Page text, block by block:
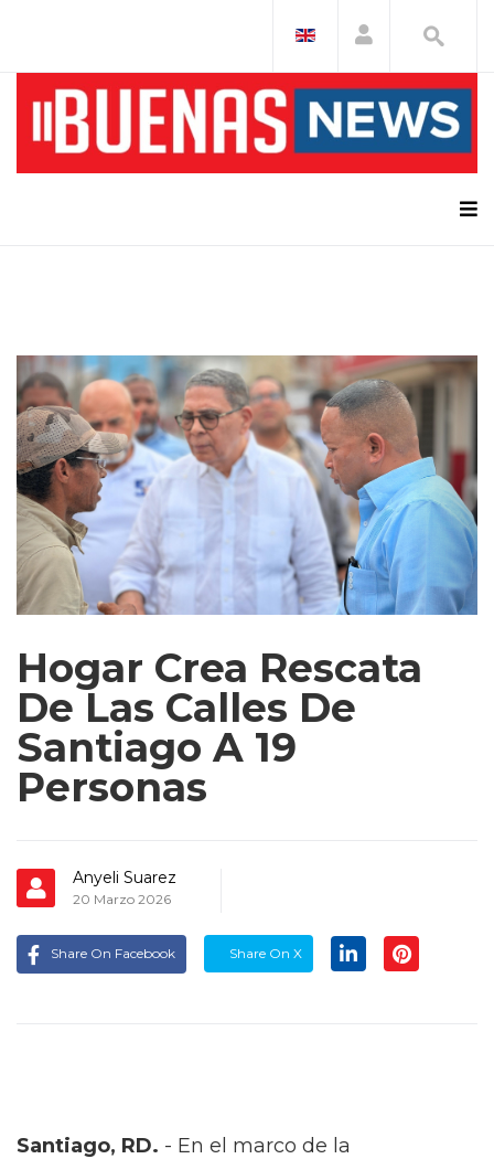
Hogar Crea Rescata
De Las Calles De
Santiago A 19
Personas
Anyeli Suarez
20 Marzo 2026
Share On Facebook Share On X
Santiago, RD. - En el marco de la